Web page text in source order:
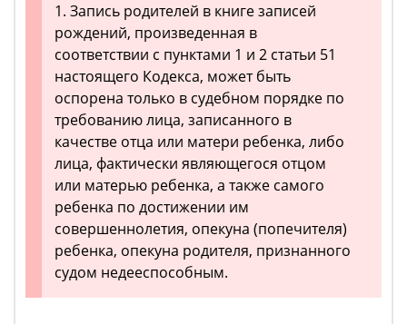
1. Запись родителей в книге записей
рождений, произведенная в
соответствии с пунктами 1 и 2 статьи 51
настоящего Кодекса, может быть
оспорена только в судебном порядке по
требованию лица, записанного в
качестве отца или матери ребенка, либо
лица, фактически являющегося отцом
или матерью ребенка, а также самого
ребенка по достижении им
совершеннолетия, опекуна (попечителя)
ребенка, опекуна родителя, признанного
судом недееспособным.